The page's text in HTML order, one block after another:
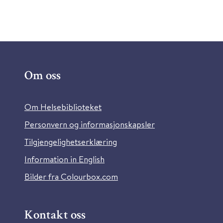
Om oss
Om Helsebiblioteket
Personvern og informasjonskapsler
Tilgjengelighetserklæring
Information in English
Bilder fra Colourbox.com
Kontakt oss